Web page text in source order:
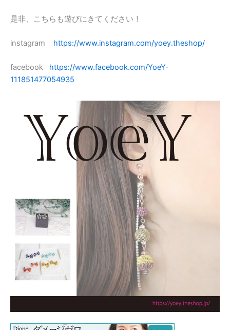
是非、こちらも遊びにきてください！
instagram https://www.instagram.com/yoey.theshop/
facebook https://www.facebook.com/YoeY-
111851477054935